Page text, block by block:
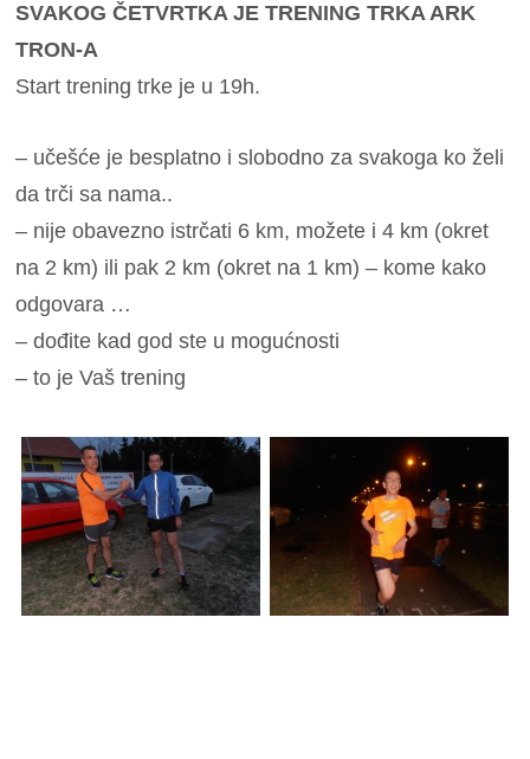
SVAKOG ČETVRTKA JE TRENING TRKA ARK
TRON-A
Start trening trke je u 19h.
– učešće je besplatno i slobodno za svakoga ko želi
da trči sa nama..
– nije obavezno istrčati 6 km, možete i 4 km (okret
na 2 km) ili pak 2 km (okret na 1 km) – kome kako
odgovara …
– dođite kad god ste u mogućnosti
– to je Vaš trening